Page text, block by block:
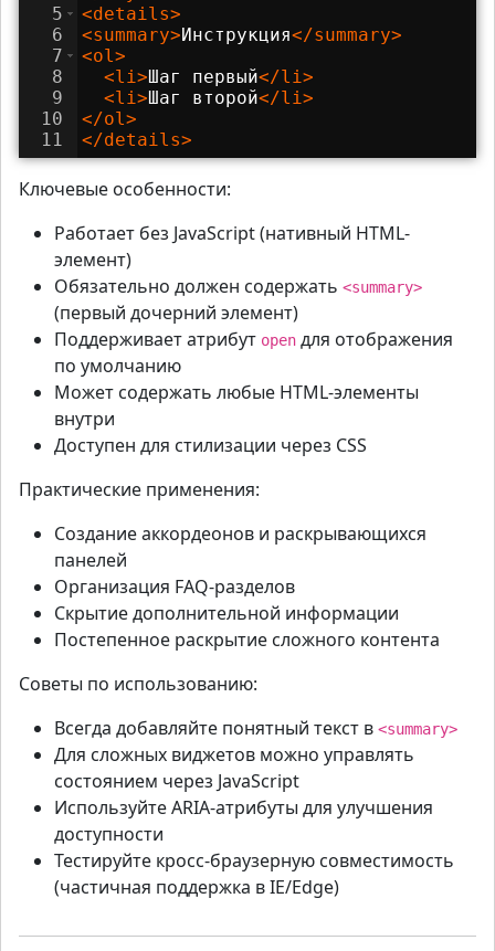
5
6
7
8
9
10
11
<details>
<summary>Инструкция</summary>
<ol>
<li>Шаг первый</li>
<li>Шаг второй</li>
</ol>
</details>
Ключевые особенности:
Работает без JavaScript (нативный HTML-
элемент)
Обязательно должен содержать <summary>
(первый дочерний элемент)
Поддерживает атрибут open для отображения
по умолчанию
Может содержать любые HTML-элементы
внутри
Доступен для стилизации через CSS
Практические применения:
Создание аккордеонов и раскрывающихся
панелей
Организация FAQ-разделов
Скрытие дополнительной информации
Постепенное раскрытие сложного контента
Советы по использованию:
Всегда добавляйте понятный текст в <summary>
Для сложных виджетов можно управлять
состоянием через JavaScript
Используйте ARIA-атрибуты для улучшения
доступности
Тестируйте кросс-браузерную совместимость
(частичная поддержка в IE/Edge)